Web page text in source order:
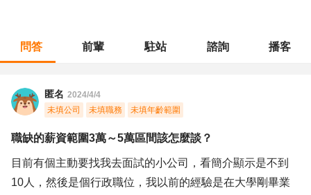
問答 前輩 駐站 諮詢 播客
匿名 2024/4/4
未填公司
未填職務 未填年齡範圍
職缺的薪資範圍3萬～5萬區間該怎麼談？
目前有個主動要找我去面試的小公司，看簡介顯示是不到
10人，然後是個行政職位，我以前的經驗是在大學剛畢業